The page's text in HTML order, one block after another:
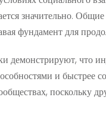
значительно.
фундамент для
демонстрируют,
и быстрее
поскольку